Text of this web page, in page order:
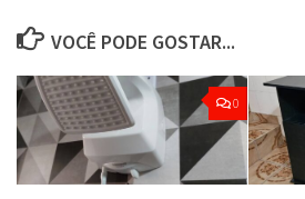
VOCÊ PODE GOSTAR...
0